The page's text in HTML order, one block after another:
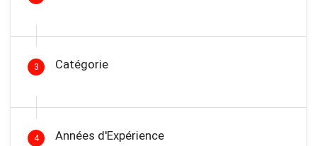
3 Catégorie
4 Années d'Expérience